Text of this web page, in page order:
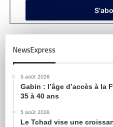
NewsExpress
5 août 2026
Gabin : l’âge d’accès à
35 à 40 ans
5 août 2026
Le Tchad vise une